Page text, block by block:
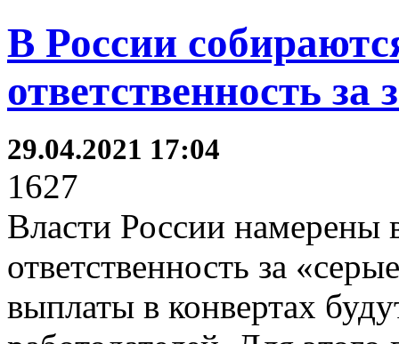
В России
ответственность
29.04.2021 17:04
1627
Власти России намерены
ответственность за
выплаты в конвертах